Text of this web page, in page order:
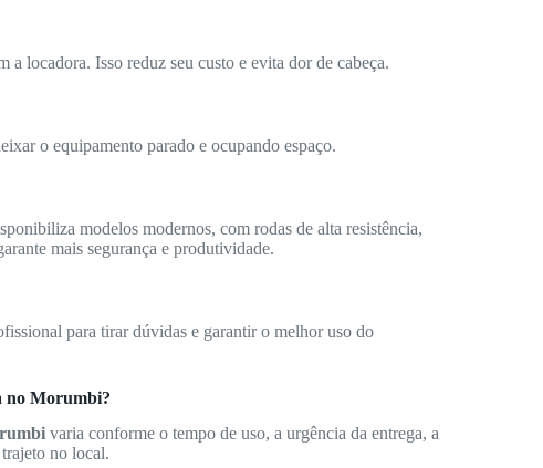
locadora. Isso reduz seu custo e evita dor de cabeça.
o equipamento parado e ocupando espaço.
modelos modernos, com rodas de alta resistência,
mais segurança e produtividade.
para tirar dúvidas e garantir o melhor uso do
no Morumbi?
varia conforme o tempo de uso, a urgência da entrega, a
no local.